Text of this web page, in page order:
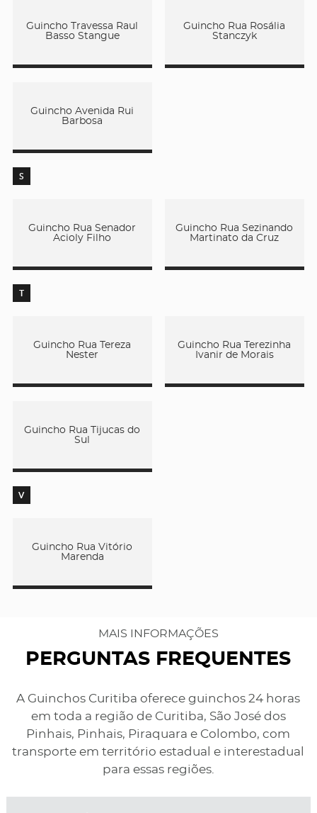
Guincho Travessa Raul
Basso Stangue
Guincho Rua Rosália
Stanczyk
Guincho Avenida Rui
Barbosa
S
Guincho Rua Senador
Acioly Filho
Guincho Rua Sezinando
Martinato da Cruz
T
Guincho Rua Tereza
Nester
Guincho Rua Terezinha
Ivanir de Morais
Guincho Rua Tijucas do
Sul
V
Guincho Rua Vitório
Marenda
MAIS INFORMAÇÕES
PERGUNTAS FREQUENTES
A Guinchos Curitiba oferece guinchos 24 horas
em toda a região de Curitiba, São José dos
Pinhais, Pinhais, Piraquara e Colombo, com
transporte em território estadual e interestadual
para essas regiões.